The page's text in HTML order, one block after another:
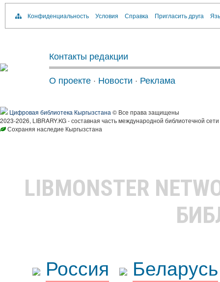
Конфиденциальность Условия Справка Пригласить друга
Контакты редакции
О проекте · Новости · Реклама
Цифровая библиотека Кыргызстана© Все права защищены
2023-2026, LIBRARY.KG - составная часть международной библиотечной
Сохраняя наследие Кыргызстана
LIBMONSTER
Россия
Беларусь